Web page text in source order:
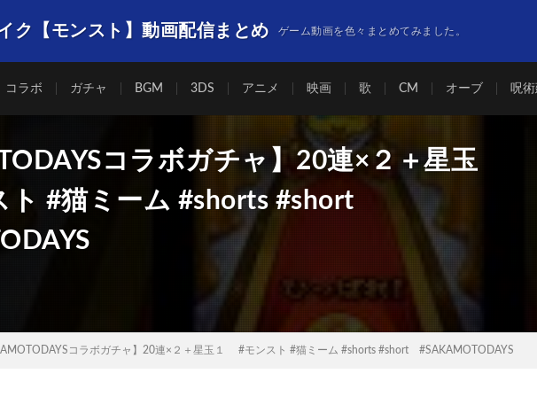
ク【モンスト】動画配信まとめ ゲーム動画を色々まとめてみました。
コラボ ガチャ BGM 3DS アニメ 映画 歌 CM オーブ 呪
コラボガチャ】20連×２＋星玉
#猫ミーム #shorts #short
コラボガチャ】20連×２＋星玉１ #モンスト #猫ミーム #shorts #short #SAKAMOTODAYS